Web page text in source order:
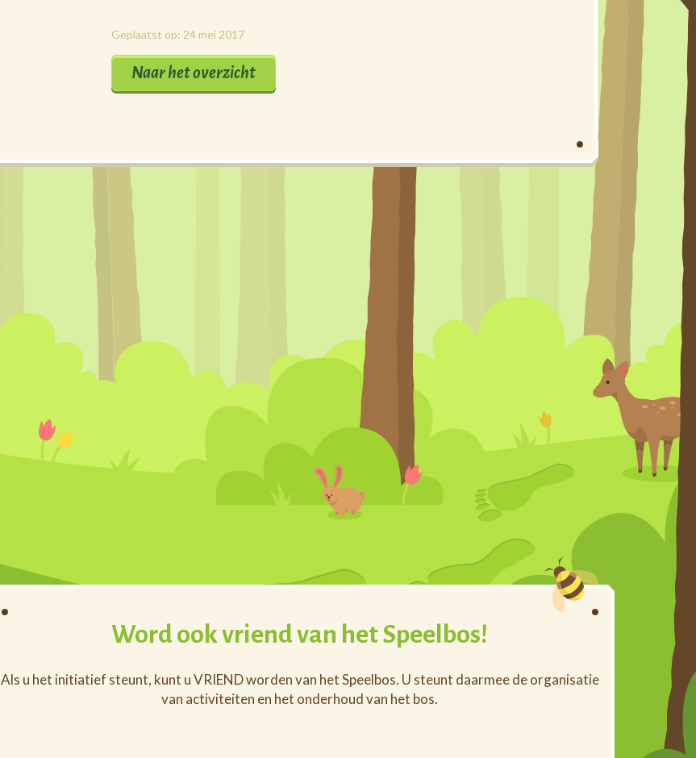
Geplaatst op: 24 mei 2017
Naar het overzicht
Word ook vriend van het Speelbos!
Als u het initiatief steunt, kunt u VRIEND worden van het Speelbos. U steunt daarmee de organisatie
van activiteiten en het onderhoud van het bos.